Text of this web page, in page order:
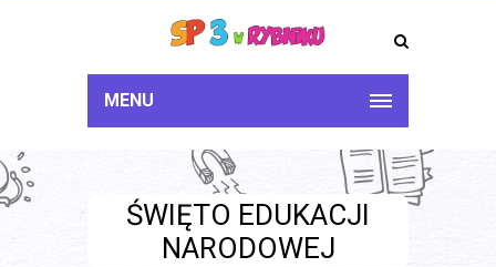
MENU
ŚWIĘTO EDUKACJI
NARODOWEJ